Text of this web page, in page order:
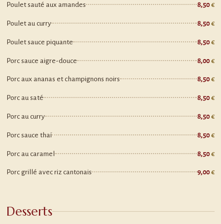
Poulet sauté aux amandes 8,50
Poulet au curry 8,50
Poulet sauce piquante 8,50
Porc sauce aigre-douce 8,00
Porc aux ananas et champignons noirs 8,50
Porc au saté 8,50
Porc au curry 8,50
Porc sauce thaï 8,50
Porc au caramel 8,50
Porc grillé avec riz cantonais 9,00
Desserts